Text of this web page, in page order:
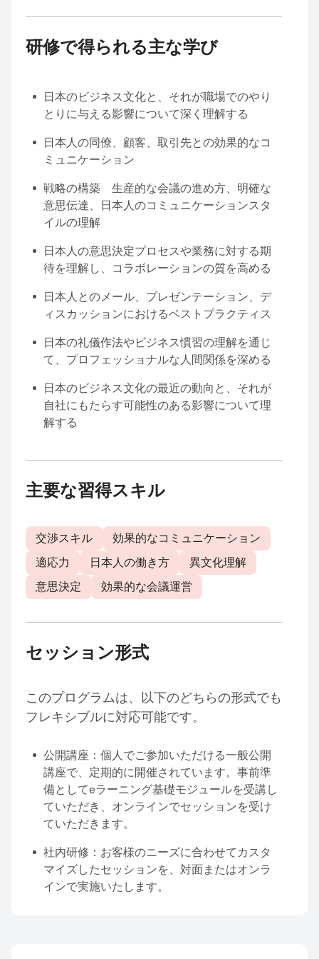
研修で得られる主な学び
日本のビジネス文化と、それが職場でのやり
とりに与える影響について深く理解する
日本人の同僚、顧客、取引先との効果的なコ
ミュニケーション
戦略の構築 生産的な会議の進め方、明確な
意思伝達、日本人のコミュニケーションスタ
イルの理解
日本人の意思決定プロセスや業務に対する期
待を理解し、コラボレーションの質を高める
日本人とのメール、プレゼンテーション、デ
ィスカッションにおけるベストプラクティス
日本の礼儀作法やビジネス慣習の理解を通じ
て、プロフェッショナルな人間関係を深める
日本のビジネス文化の最近の動向と、それが
自社にもたらす可能性のある影響について理
解する
主要な習得スキル
交渉スキル
効果的なコミュニケーション
適応力
日本人の働き方
異文化理解
意思決定
効果的な会議運営
セッション形式
このプログラムは、以下のどちらの形式でも
フレキシブルに対応可能です。
公開講座：個人でご参加いただける一般公開
講座で、定期的に開催されています。事前準
備としてeラーニング基礎モジュールを受講し
ていただき、オンラインでセッションを受け
ていただきます。
社内研修：お客様のニーズに合わせてカスタ
マイズしたセッションを、対面またはオンラ
インで実施いたします。